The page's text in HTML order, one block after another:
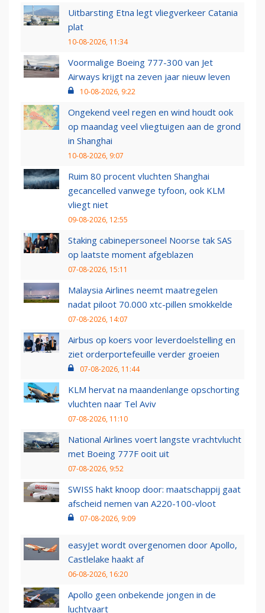
Uitbarsting Etna legt vliegverkeer Catania
plat
10-08-2026, 11:34
Voormalige Boeing 777-300 van Jet
Airways krijgt na zeven jaar nieuw leven
10-08-2026, 9:22
Ongekend veel regen en wind houdt ook
op maandag veel vliegtuigen aan de grond
in Shanghai
10-08-2026, 9:07
Ruim 80 procent vluchten Shanghai
gecancelled vanwege tyfoon, ook KLM
vliegt niet
09-08-2026, 12:55
Staking cabinepersoneel Noorse tak SAS
op laatste moment afgeblazen
07-08-2026, 15:11
Malaysia Airlines neemt maatregelen
nadat piloot 70.000 xtc-pillen smokkelde
07-08-2026, 14:07
Airbus op koers voor leverdoelstelling en
ziet orderportefeuille verder groeien
07-08-2026, 11:44
KLM hervat na maandenlange opschorting
vluchten naar Tel Aviv
07-08-2026, 11:10
National Airlines voert langste vrachtvlucht
met Boeing 777F ooit uit
07-08-2026, 9:52
SWISS hakt knoop door: maatschappij gaat
afscheid nemen van A220-100-vloot
07-08-2026, 9:09
easyJet wordt overgenomen door Apollo,
Castlelake haakt af
06-08-2026, 16:20
Apollo geen onbekende jongen in de
luchtvaart